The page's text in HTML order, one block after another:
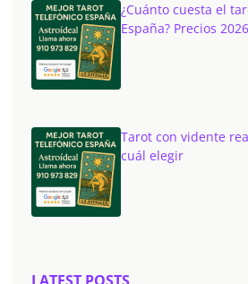
¿Cuánto cuesta el
España? Precios 2026
Tarot con vidente
cuál elegir